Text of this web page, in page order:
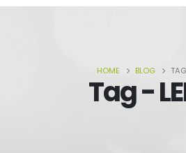
HOME BLOG
Tag -